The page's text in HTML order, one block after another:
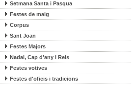
Setmana Santa i Pasqua
Festes de maig
Corpus
Sant Joan
Festes Majors
Nadal, Cap d'any i Reis
Festes votives
Festes d'oficis i tradicions